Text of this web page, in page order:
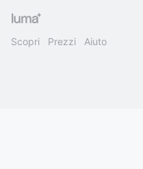
Scopri Prezzi Aiuto